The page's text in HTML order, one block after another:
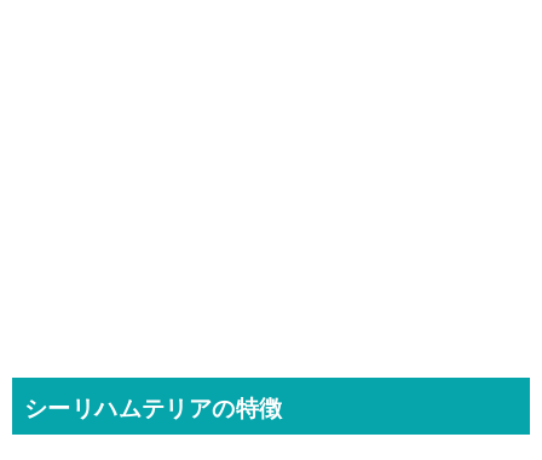
シーリハムテリアの特徴